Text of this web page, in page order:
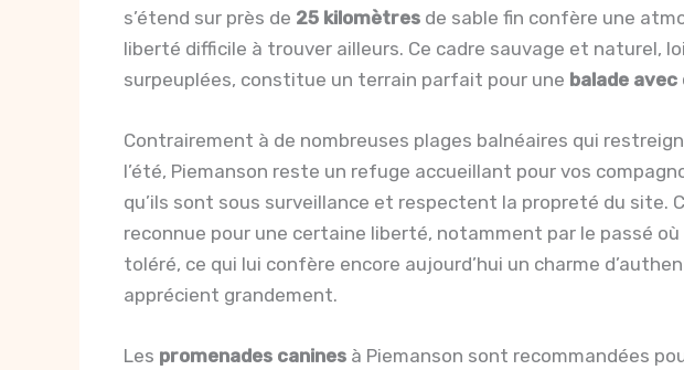
s’étend sur près de 25 kilomètres de sable fin confère une
liberté difficile à trouver ailleurs. Ce cadre sauvage et naturel,
surpeuplées, constitue un terrain parfait pour une balade avec
Contrairement à de nombreuses plages balnéaires qui
l’été, Piemanson reste un refuge accueillant pour vos
qu’ils sont sous surveillance et respectent la propreté du site.
reconnue pour une certaine liberté, notamment par le passé
toléré, ce qui lui confère encore aujourd’hui un charme
apprécient grandement.
Les promenades canines à Piemanson sont recommandées